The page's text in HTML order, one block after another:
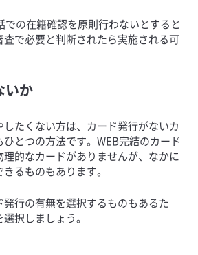
での在籍確認を原則行わないとすると
で必要と判断されたら実施される可
いか
たくない方は、カード発行がないカ
とつの方法です。WEB完結のカード
的なカードがありませんが、なかに
るものもあります。
行の有無を選択するものもあるた
択しましょう。